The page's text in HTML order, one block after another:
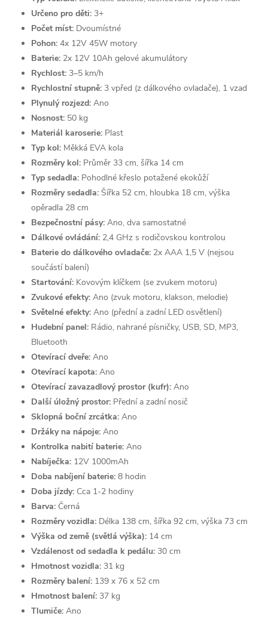
Určeno pro děti: 3+
Počet míst: Dvoumístné
Pohon: 4x 12V 45W motory
Baterie: 2x 12V 10Ah gelové akumulátory
Rychlost: 3–5 km/h
Rychlostní stupně: 3 vpřed (z dálkového ovladače), 1 vzad
Plynulý rozjezd: Ano
Nosnost: 50 kg
Materiál karoserie: Plast
Typ kol: Měkká EVA kola
Rozměry kol: Průměr 33 cm, šířka 14 cm
Typ sedadla: Pohodlné křeslo potažené ekokůží
Rozměry sedadla: Šířka 52 cm, hloubka 18 cm, výška
opěradla 28 cm
Bezpečnostní pásy: Ano, dva samostatné
Dálkové ovládání: 2,4 GHz s rodičovskou kontrolou
Baterie do dálkového ovladače: 2x AAA 1,5 V (nejsou
součástí balení)
Startování: Kovovým klíčkem (se zvukem motoru)
Zvukové efekty: Ano (zvuk motoru, klakson, melodie)
Světelné efekty: Ano (přední a zadní LED osvětlení)
Hudební panel: Rádio, nahrané písničky, USB, SD, MP3,
Bluetooth
Otevírací dveře: Ano
Otevírací kapota: Ano
Otevírací zavazadlový prostor (kufr): Ano
Další úložný prostor: Přední a zadní nosič
Sklopná boční zrcátka: Ano
Držáky na nápoje: Ano
Kontrolka nabití baterie: Ano
Nabíječka: 12V 1000mAh
Doba nabíjení baterie: 8 hodin
Doba jízdy: Cca 1-2 hodiny
Barva: Černá
Rozměry vozidla: Délka 138 cm, šířka 92 cm, výška 73 cm
Výška od země (světlá výška): 14 cm
Vzdálenost od sedadla k pedálu: 30 cm
Hmotnost vozidla: 31 kg
Rozměry balení: 139 x 76 x 52 cm
Hmotnost balení: 37 kg
Tlumiče: Ano